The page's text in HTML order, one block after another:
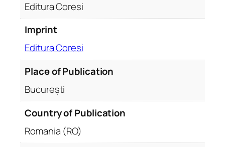
i
Editura Coresi
Imprint
Editura Coresi
Place of Publication
București
Country of Publication
Romania (RO)